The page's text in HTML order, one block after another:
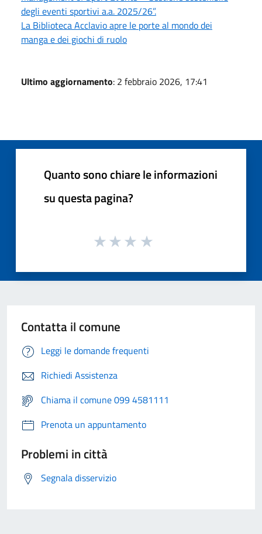
degli eventi sportivi a.a. 2025/26”.
La Biblioteca Acclavio apre le porte al mondo dei
manga e dei giochi di ruolo
Ultimo aggiornamento: 2 febbraio 2026, 17:41
Quanto sono chiare le informazioni
su questa pagina?
Contatta il comune
Leggi le domande frequenti
Richiedi Assistenza
Chiama il comune 099 4581111
Prenota un appuntamento
Problemi in città
Segnala disservizio